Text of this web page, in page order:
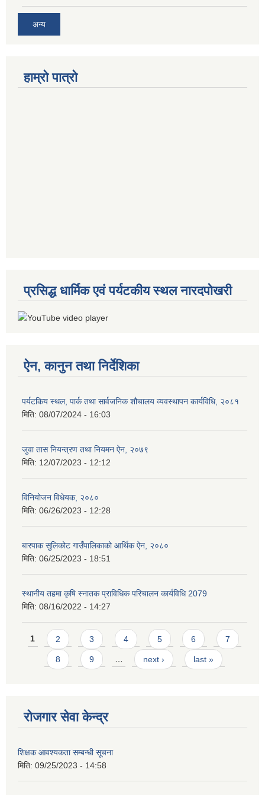
अन्य
हाम्रो पात्रो
प्रसिद्ध धार्मिक एवं पर्यटकीय स्थल नारदपोखरी
ऐन, कानुन तथा निर्देशिका
पर्यटकिय स्थल, पार्क तथा सार्वजनिक शौचालय व्यवस्थापन कार्यविधि, २०८१
मिति: 08/07/2024 - 16:03
जुवा तास नियन्त्रण तथा नियमन ऐन, २०७९
मिति: 12/07/2023 - 12:12
विनियोजन विधेयक, २०८०
मिति: 06/26/2023 - 12:28
बारपाक सुलिकोट गाउँपालिकाको आर्थिक ऐन, २०८०
मिति: 06/25/2023 - 18:51
स्थानीय तहमा कृषि स्नातक प्राविधिक परिचालन कार्यविधि 2079
मिति: 08/16/2022 - 14:27
Pages
1 2 3 4 5 6 7
8 9 … next › last »
रोजगार सेवा केन्द्र
शिक्षक आवश्यकता सम्बन्धी सूचना
मिति: 09/25/2023 - 14:58